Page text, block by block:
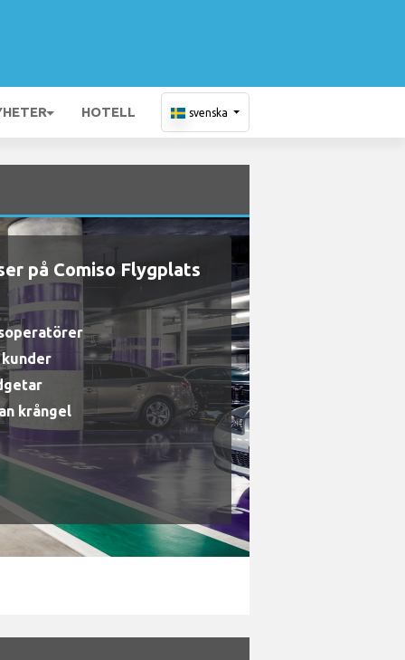
HOTELL svenska
på Comiso Flygplats
krångel